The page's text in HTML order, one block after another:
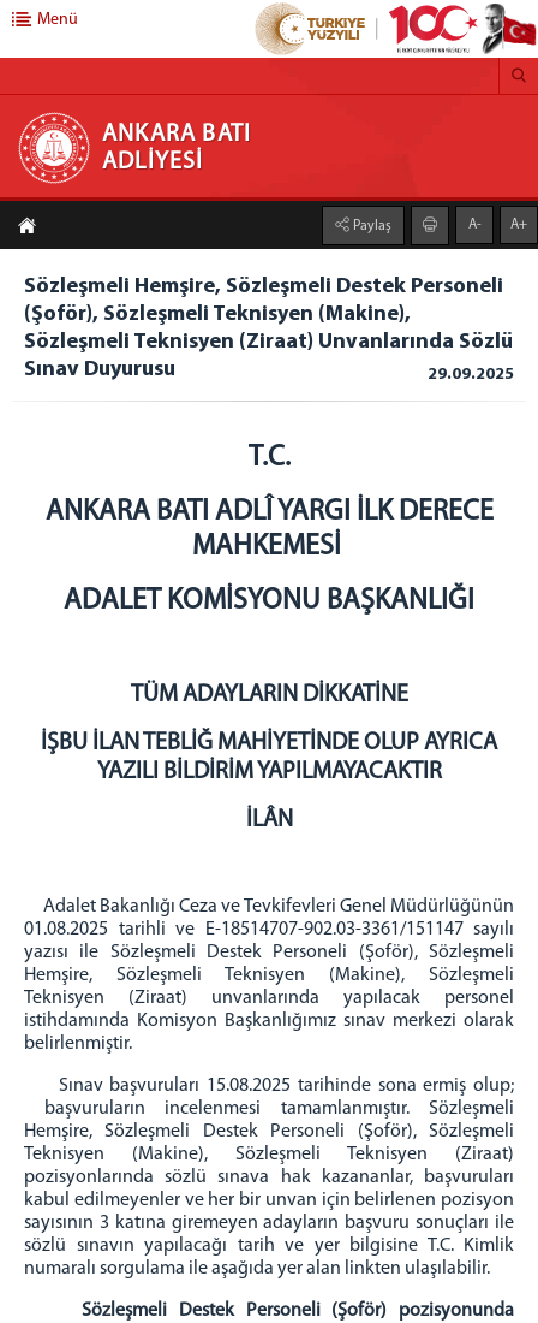
ANKARA BATI ADLİYESİ
ANA SAYFA
ADLİYEMİZ
Adliyemizden Haberler
Önbürolar
İcra Müdürlüğü
Ankara Batı Denetimli Serbestlik Müdürlüğü
Faaliyet Raporu
Cumhuriyet Başsavcısı
Adalet Komisyonu Başkanı
MÜLHAKATLARIMIZ
İLÇELER
Etimesgut İlçesi
Sincan İlçesi
Ayaş İlçesi
İLETİŞİM
Kurumsal Kimlik
İletişim ve Ulaşım
Menü
ANKARA BATI
ADLİYESİ
Paylaş A- A+
Sözleşmeli Hemşire, Sözleşmeli Destek Personeli
(Şoför), Sözleşmeli Teknisyen (Makine),
Sözleşmeli Teknisyen (Ziraat) Unvanlarında Sözlü
Sınav Duyurusu
29.09.2025
T.C.
ANKARA BATI ADLÎ YARGI İLK DERECE
MAHKEMESİ
ADALET KOMİSYONU BAŞKANLIĞI
TÜM ADAYLARIN DİKKATİNE
İŞBU İLAN TEBLİĞ MAHİYETİNDE OLUP AYRICA
YAZILI BİLDİRİM YAPILMAYACAKTIR
İLÂN
Adalet Bakanlığı Ceza ve Tevkifevleri Genel Müdürlüğünün
01.08.2025 tarihli ve E-18514707-902.03-3361/151147 sayılı
yazısı ile Sözleşmeli Destek Personeli (Şoför), Sözleşmeli
Hemşire, Sözleşmeli Teknisyen (Makine), Sözleşmeli
Teknisyen (Ziraat) unvanlarında yapılacak personel
istihdamında Komisyon Başkanlığımız sınav merkezi olarak
belirlenmiştir.
Sınav başvuruları 15.08.2025 tarihinde sona ermiş olup;
başvuruların incelenmesi tamamlanmıştır. Sözleşmeli
Hemşire, Sözleşmeli Destek Personeli (Şoför), Sözleşmeli
Teknisyen (Makine), Sözleşmeli Teknisyen (Ziraat)
pozisyonlarında sözlü sınava hak kazananlar, başvuruları
kabul edilmeyenler ve her bir unvan için belirlenen pozisyon
sayısının 3 katına giremeyen adayların başvuru sonuçları ile
sözlü sınavın yapılacağı tarih ve yer bilgisine T.C. Kimlik
numaralı sorgulama ile aşağıda yer alan linkten ulaşılabilir.
Sözleşmeli Destek Personeli (Şoför) pozisyonunda